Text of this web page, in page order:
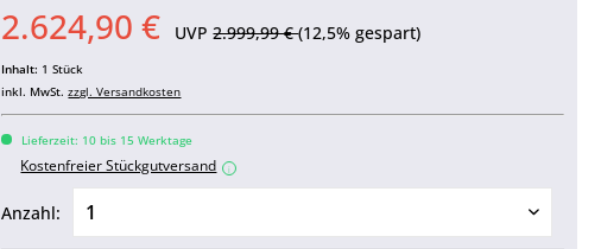
2.624,90 € UVP2.999,99 €(12,5% gespart)
Inhalt: 1 Stück
inkl. MwSt.zzgl. Versandkosten
Lieferzeit: 10 bis 15 Werktage
Kostenfreier Stückgutversand i
Anzahl: